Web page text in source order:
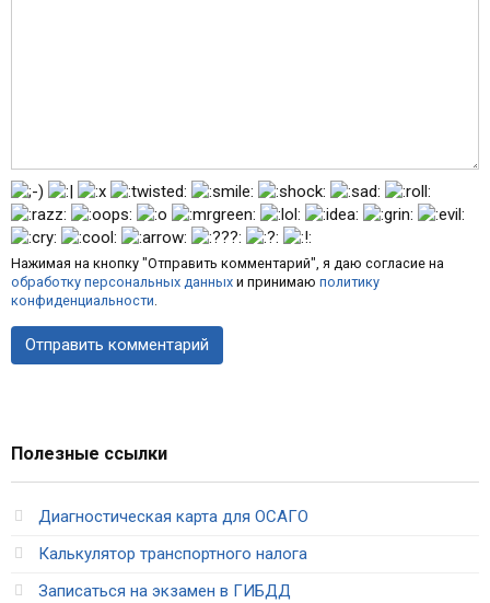
Нажимая на кнопку "Отправить комментарий", я даю согласие на
обработку персональных данных и принимаю политику
конфиденциальности.
Полезные ссылки
Диагностическая карта для ОСАГО
Калькулятор транспортного налога
Записаться на экзамен в ГИБДД